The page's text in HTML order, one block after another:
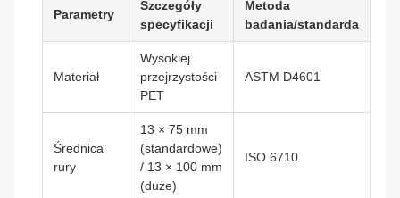
Parametry
Szczegóły
specyfikacji
Metoda
badania/standarda
Materiał
Wysokiej
przejrzystości
PET
ASTM D4601
Średnica
rury
13 × 75 mm
(standardowe)
/ 13 × 100 mm
(duże)
ISO 6710